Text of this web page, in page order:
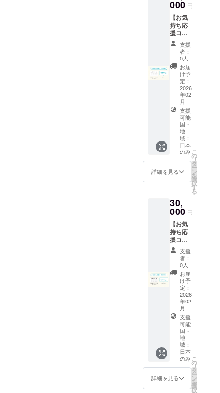
年4月28
日 ・次
回研修
の受講
年月日
2028年
4月27日
・研修
実施団
体名 東
京小売
酒販組
る新デ
ザイン
です ＜
神酒に
ついて
＞ ※20
歳未満
の者に
よる飲
酒は法
令で禁
止され
ていま
す。20
歳未満
の方は
このリ
ターン
を選択
※神酒
は、通
売業免
許を有
する三
木酒店
様より
配送い
たしま
す。 ・
販売場
の名称
及び所
在地 三
木酒店
東京都
豊島区
駒込3-
29-7 ・
酒類販
売管理
者の名
前 三木
寛司 ・
酒類販
祈祷
後、ご
祈祷済
のお札
を送付
いたし
す。
・お名
前を記
載した
芳名帳
を神前
に奉納
※芳名帳
に記載
するお
名前を
備考欄
にご記
載くだ
さい 御
朱印と
御朱印
クラウ
ドファ
ンディ
ング先
行でお
出しす
る新デ
ザイン
です ＜
神酒に
ついて
＞ ※20
歳未満
の者に
よる飲
酒は法
令で禁
止され
ていま
す。20
歳未満
ターン
を選択
容です
返礼品
のお返
しがな
い分、
いただ
いた支
援をよ
り多く
の製作
費用に
充てさ
せてい
ただき
ます。
※芳名帳
に記載
するお
名前を
備考欄
にご記
さい
※5,000
円・
30,000
円・
50,000
円・
100,000
円のお
気持ち
支援と
同じ内
容です
000 円
【お気
持ち応
援コー
ス】 ・
お礼の
メー
ル：
CAMPF
IREの
メッ
セージ
でお送
りいた
します
・お名
前を記
載した
芳名帳
（特別
な返礼
要な方
向け）
返礼品
のお返
しがな
い分、
いただ
いた支
援をよ
り多く
の製作
費用に
充てさ
せてい
ただき
ます。
※芳名帳
に記載
するお
名前を
備考欄
にご記
さい
※5,000
支援
者：
0人
お届
け予
定：
2026
年02
月
支援
可能
国・
地
域：
日本
のみ
詳細を見る
こ
の
リ
タ
ー
ン
を
選
択
す
る
30,
000 円
【お気
持ち応
援コー
ス】 ・
お礼の
メー
ル：
CAMPF
IREの
メッ
セージ
でお送
りいた
します
・お名
前を記
載した
芳名帳
（特別
な返礼
支援
者：
0人
お届
け予
定：
2026
年02
月
支援
可能
国・
地
域：
日本
のみ
詳細を見る
こ
の
リ
タ
ー
ン
を
選
択